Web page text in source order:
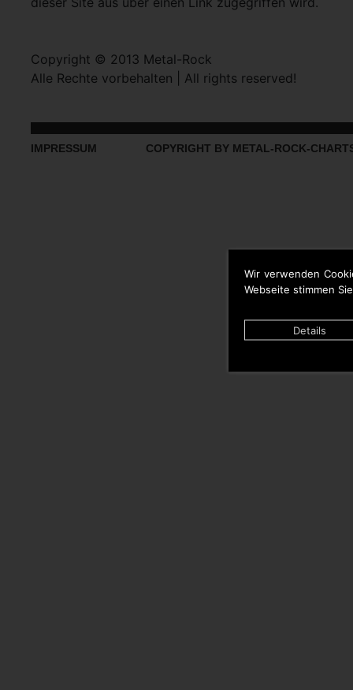
Wir verwenden
Webseite stimmen
Details
Copyright © 2013 Metal-Rock
Alle Rechte vorbehalten | All rights reserved!
IMPRESSUM COPYRIGHT BY METAL-ROCK-